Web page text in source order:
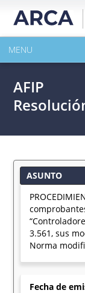
MENU
EXPANDIR
AFIP
ASUNTO
3.561, sus
Norma
Fecha de